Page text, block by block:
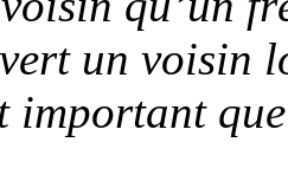
un voisin
important